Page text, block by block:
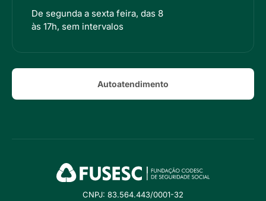
De segunda a sexta feira, das 8
às 17h, sem intervalos
Autoatendimento
CNPJ: 83.564.443/0001-32